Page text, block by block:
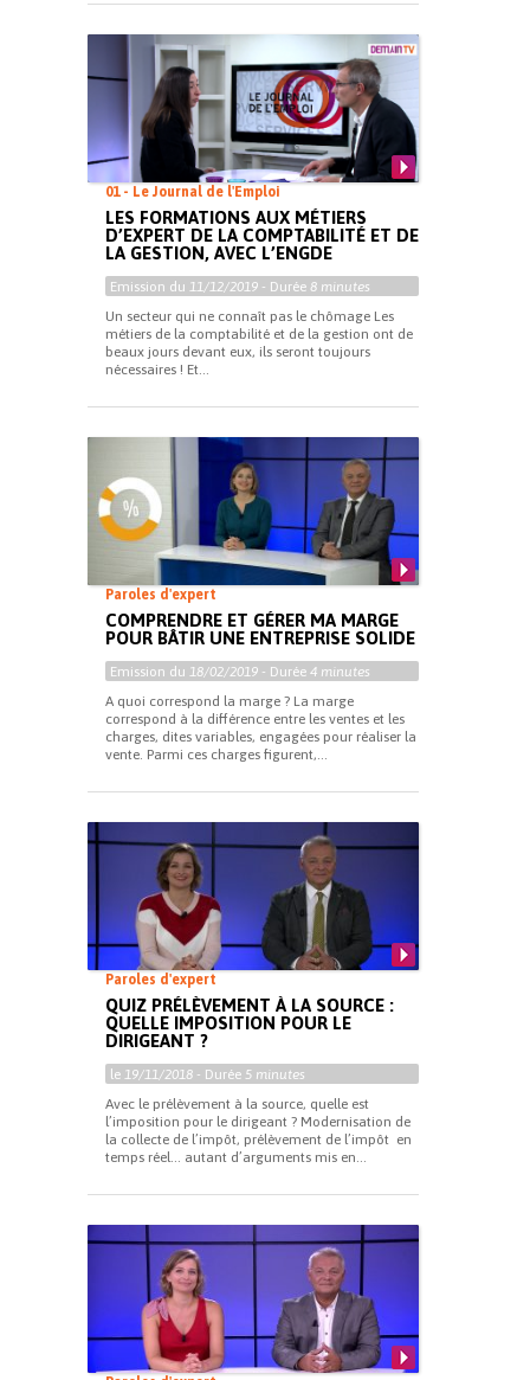
01 - Le Journal de l'Emploi
LES FORMATIONS AUX MÉTIERS
D’EXPERT DE LA COMPTABILITÉ ET DE
LA GESTION, AVEC L’ENGDE
Emission du 11/12/2019 - Durée 8 minutes
Un secteur qui ne connaît pas le chômage Les
métiers de la comptabilité et de la gestion ont de
beaux jours devant eux, ils seront toujours
nécessaires ! Et...
Paroles d'expert
COMPRENDRE ET GÉRER MA MARGE
POUR BÂTIR UNE ENTREPRISE SOLIDE
Emission du 18/02/2019 - Durée 4 minutes
A quoi correspond la marge ? La marge
correspond à la différence entre les ventes et les
charges, dites variables, engagées pour réaliser la
vente. Parmi ces charges figurent,...
Paroles d'expert
QUIZ PRÉLÈVEMENT À LA SOURCE :
QUELLE IMPOSITION POUR LE
DIRIGEANT ?
le 19/11/2018 - Durée 5 minutes
Avec le prélèvement à la source, quelle est
l’imposition pour le dirigeant ? Modernisation de
la collecte de l’impôt, prélèvement de l’impôt en
temps réel… autant d’arguments mis en...